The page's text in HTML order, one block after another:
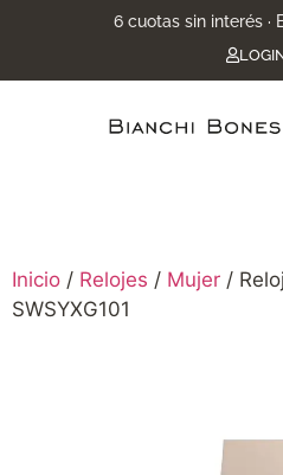
6 cuotas sin interés ·
Inicio / Relojes / Mujer /
SWSYXG101